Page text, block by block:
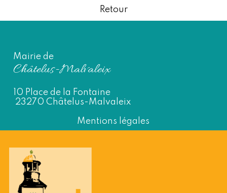
Retour
Mairie de
Châtelus-Malvaleix
10 Place de la Fontaine
23270 Châtelus-Malvaleix
Mentions légales